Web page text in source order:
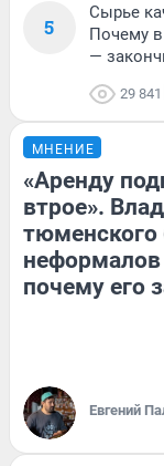
5
Сырье
Почему
—
29 841
МНЕНИЕ
«Аренду
втрое».
тюменского
неформалов
почему его
Евгений